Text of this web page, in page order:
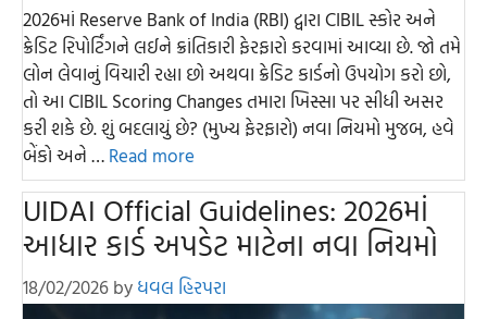
2026માં Reserve Bank of India (RBI) દ્વારા CIBIL સ્કોર અને
ક્રેડિટ રિપોર્ટિંગને લઈને ક્રાંતિકારી ફેરફારો કરવામાં આવ્યા છે. જો તમે
લોન લેવાનું વિચારી રહ્યા છો અથવા ક્રેડિટ કાર્ડનો ઉપયોગ કરો છો,
તો આ CIBIL Scoring Changes તમારા ખિસ્સા પર સીધી અસર
કરી શકે છે. શું બદલાયું છે? (મુખ્ય ફેરફારો) નવા નિયમો મુજબ, હવે
બેંકો અને … Read more
UIDAI Official Guidelines: 2026માં
આધાર કાર્ડ અપડેટ માટેના નવા નિયમો
18/02/2026 by ધવલ હિરપરા